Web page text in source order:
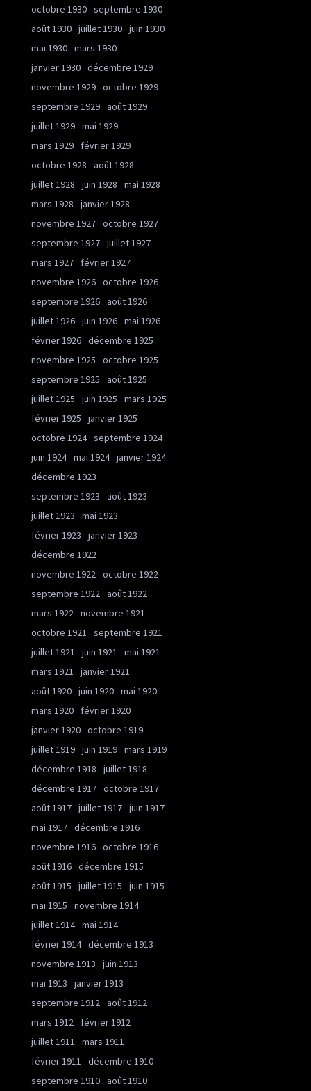
octobre 1930 septembre 1930
août 1930 juillet 1930 juin 1930
mai 1930 mars 1930
janvier 1930 décembre 1929
novembre 1929 octobre 1929
septembre 1929 août 1929
juillet 1929 mai 1929
mars 1929
février 1929
octobre 1928
août 1928
juillet 1928
juin 1928
mai 1928
mars 1928
janvier 1928
novembre 1927 octobre 1927
septembre 1927 juillet 1927
mars 1927
février 1927
novembre 1926 octobre 1926
septembre 1926 août 1926
juillet 1926 juin 1926 mai 1926
février 1926 décembre 1925
novembre 1925
octobre 1925
septembre 1925
août 1925
juillet 1925
juin 1925
mars 1925
février 1925
janvier 1925
octobre 1924 septembre 1924
juin 1924 mai 1924 janvier 1924
décembre 1923
septembre 1923
août 1923
juillet 1923
mai 1923
février 1923
janvier 1923
décembre 1922
novembre 1922 octobre 1922
septembre 1922 août 1922
mars 1922 novembre 1921
octobre 1921
septembre 1921
juillet 1921
juin 1921
mai 1921
mars 1921
janvier 1921
août 1920 juin 1920 mai 1920
mars 1920
février 1920
janvier 1920 octobre 1919
juillet 1919 juin 1919 mars 1919
décembre 1918
juillet 1918
décembre 1917 octobre 1917
août 1917 juillet 1917 juin 1917
mai 1917 décembre 1916
novembre 1916 octobre 1916
août 1916 décembre 1915
août 1915
juillet 1915
juin 1915
mai 1915
novembre 1914
juillet 1914 mai 1914
février 1914 décembre 1913
novembre 1913
juin 1913
mai 1913
janvier 1913
septembre 1912 août 1912
mars 1912
février 1912
juillet 1911
mars 1911
février 1911
décembre 1910
septembre 1910 août 1910